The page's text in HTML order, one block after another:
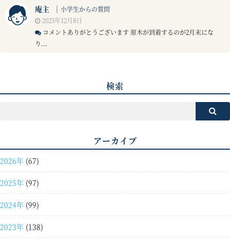
庵主 ｜ 小学生からの質問
2025年12月8日
コメントありがとうございます 原木が到着するのが2月末にな
り...
検索
アーカイブ
2026年 (67)
2025年 (97)
2024年 (99)
2023年 (138)